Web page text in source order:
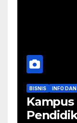
BISNIS INFO
Kampus